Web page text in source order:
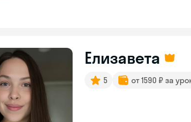
Елизавета
5 от 1590 ₽ за